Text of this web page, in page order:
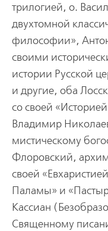
трилогией, о.
двухтомной
философии»,
своими
истории Русской
и другие, оба
со своей
Владимир
мистическому
Флоровский,
своей
Паламы» и
Кассиан
Священному